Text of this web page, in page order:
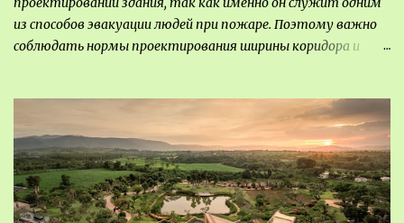
из способов эвакуации людей при пожаре. Поэтому важно
соблюдать нормы проектирования ширины коридора и